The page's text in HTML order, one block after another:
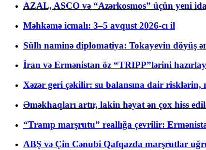
AZAL, ASCO və “Azərkosmos” üçün yeni
Məhkəmə icmalı: 3–5 avqust 2026-cı il
Sülh naminə diplomatiya: Tokayevin döyüş
İran və Ermənistan öz “TRIPP”lərini
Xəzər geri çəkilir: su balansına dair
Əməkhaqları artır, lakin həyat ən çox hiss
“Tramp marşrutu” reallığa çevrilir:
ABŞ və Çin Cənubi Qafqazda marşrutlar